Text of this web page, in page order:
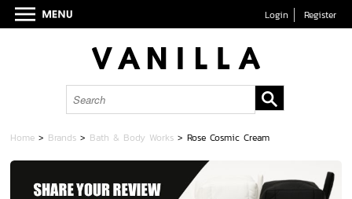
Login Register
Home > Brands > Bath & Body Works >Rose Cosmic Cream